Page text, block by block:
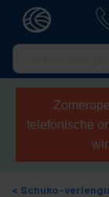
telefonische
Schuko-